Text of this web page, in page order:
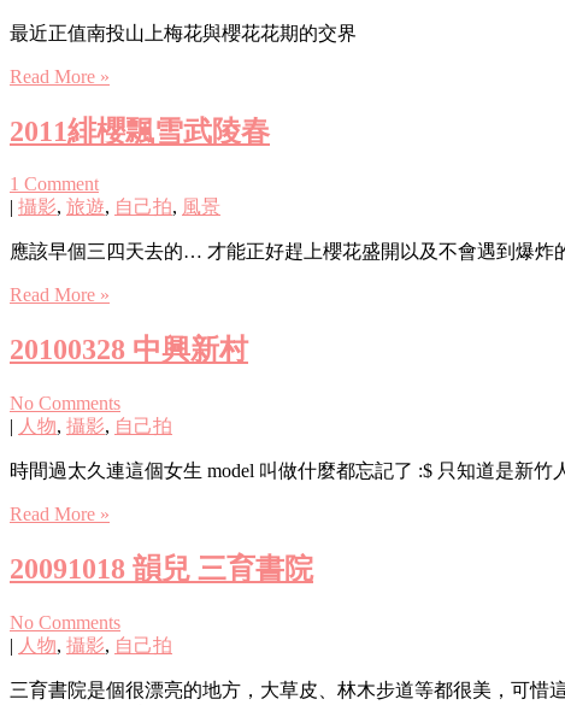
最近正值南投山上梅花與櫻花花期的交界
Read More »
2011緋櫻飄雪武陵春
1 Comment
攝影, 旅遊, 自己拍, 風景
應該早個三四天去的… 才能正好趕上櫻花盛開以及不會遇到爆炸
Read More »
20100328 中興新村
No Comments
| 人物, 攝影, 自己拍
時間過太久連這個女生 model 叫做什麼都忘記了 :$ 只知道是新
Read More »
20091018 韻兒 三育書院
No Comments
| 人物, 攝影, 自己拍
三育書院是個很漂亮的地方，大草皮、林木步道等都很美，可